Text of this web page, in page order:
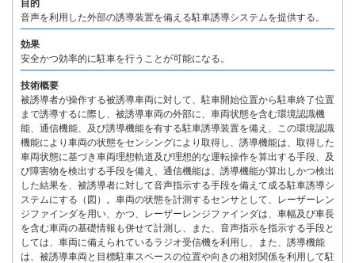
目的
音声を利用した外部の誘導装置を備える駐車誘導システムを提供する。
効果
安全かつ効率的に駐車を行うことが可能になる。
技術概要
被誘導者が操作する被誘導車両に対して、駐車開始位置から駐車終了位置
まで誘導するに際し、被誘導車両の外部に、車両状態を含む環境認識機
能、通信機能、及び誘導機能を有する駐車誘導装置を備え、この環境認識
機能により車両の状態をセンシングにより取得し、誘導機能は、取得した
車両状態に基づき車両理想軌道及び理想的な運転操作を算出する手段、及
び障害物を検出する手段を備え、通信機能は、誘導機能が算出しかつ検出
した結果を、被誘導者に対して音声指示する手段を備えて成る駐車誘導シ
ステムにする（図）。車両の状態を計測するセンサとして、レーザーレン
ジファインダを用い、かつ、レーザーレンジファインダは、車幅及び車長
を含む車両の基礎情報も併せて計測し、また、音声指示を指示する手段と
しては、車両に備えられているラジオ受信機を利用し、また、誘導機能
は、被誘導車両と目標駐車スペースの位置や向きの相対関係を利用して駐